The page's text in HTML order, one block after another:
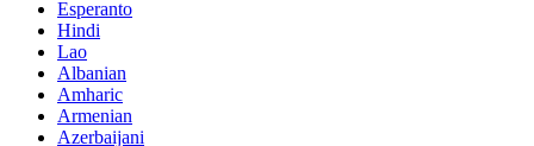
Esperanto
Hindi
Lao
Albanian
Amharic
Armenian
Azerbaijani